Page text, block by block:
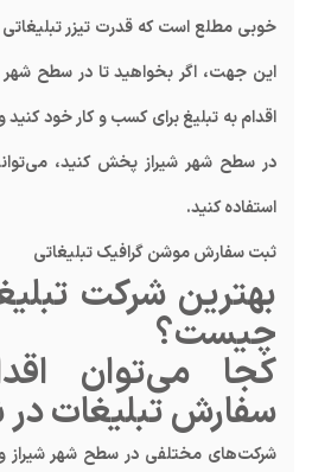
خوبی مطلع است که قدرت تیزر
این جهت، اگر بخواهید تا در سطح شهر
اقدام به تبلیغ برای کسب و کار خود
در سطح شهر شیراز پخش کنید،
استفاده کنید.
ثبت سفارش موشن گرافیک تبلیغاتی
بهترین شرکت
چیست؟
کجا می‌توان
سفارش تبلیغات در
شرکت‌های مختلفی در سطح شهر شیراز